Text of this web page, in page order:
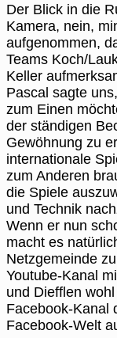
Der Blick in die
Kamera, nein,
aufgenommen,
Teams Koch/
Keller
Pascal sagte
zum Einen
der ständigen
Gewöhnung zu
internationale
zum Anderen
die Spiele
und Technik
Wenn er nun
macht es
Netzgemeinde
Youtube-Kanal
und Diefflen
Facebook-Kanal
Facebook-Welt